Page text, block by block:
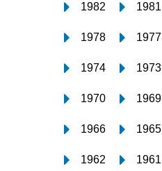
1982 1981
1978 1977
1974 1973
1970 1969
1966 1965
1962 1961